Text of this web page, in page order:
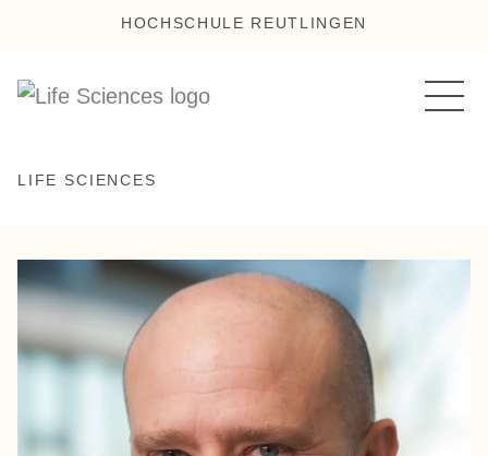
HOCHSCHULE REUTLINGEN
LIFE SCIENCES